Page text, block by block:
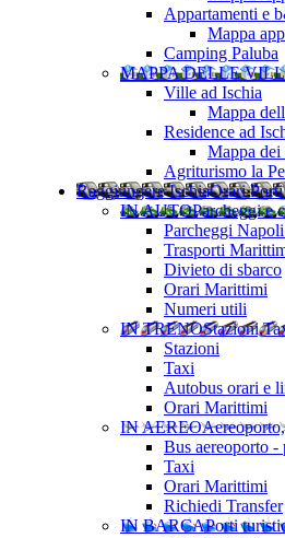
Appartamenti e
Mappa
Camping Paluba
MAPPA DELLE
Ville ad Ischia
Mappa
Residence ad
Mappa dei
Agriturismo la
Raggiungere IschiaOrari
IN AUTOParcheggi e
Parcheggi
Trasporti
Divieto di sbarco
Orari Marittimi
Numeri utili
IN TRENO
Stazioni
Taxi
Autobus orari e
Orari Marittimi
IN AEREO
Bus aereoporto -
Taxi
Orari Marittimi
Richiedi Transfer
IN BARCAPorti